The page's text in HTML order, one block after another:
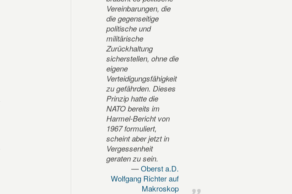
Vereinbarungen, die
die gegenseitige
politische und
militärische
Zurückhaltung
sicherstellen, ohne die
eigene
Verteidigungsfähigkeit
zu gefährden. Dieses
Prinzip hatte die
NATO bereits im
Harmel-Bericht von
1967 formuliert,
scheint aber jetzt in
Vergessenheit
geraten zu sein.
Oberst a.D.
Wolfgang Richter auf
Makroskop